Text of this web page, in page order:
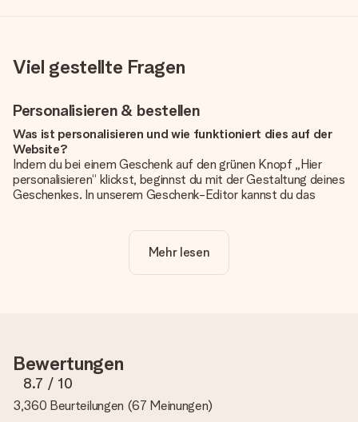
Viel gestellte Fragen
Personalisieren & bestellen
Was ist personalisieren und wie funktioniert dies auf der
Website?
Indem du bei einem Geschenk auf den grünen Knopf „Hier
personalisieren“ klickst, beginnst du mit der Gestaltung deines
Geschenkes. In unserem Geschenk-Editor kannst du das
noch eines unserer angebotenen Designs, um deinem
Geschenk die perfekte Ausstrahlung zu verleihen.
Wir möchten sicherstellen, dass du mit deinem Geschenk
rundum zufrieden bist. Deshalb ist es wichtig, qualitativ
hochwertige Fotos zu verwenden. Wenn du dir nicht sicher
bist, ob dein Bild die erforderliche Qualität aufweist, wende
Mehr lesen
Bewertungen
8.7 / 10
3,360 Beurteilungen (67 Meinungen)